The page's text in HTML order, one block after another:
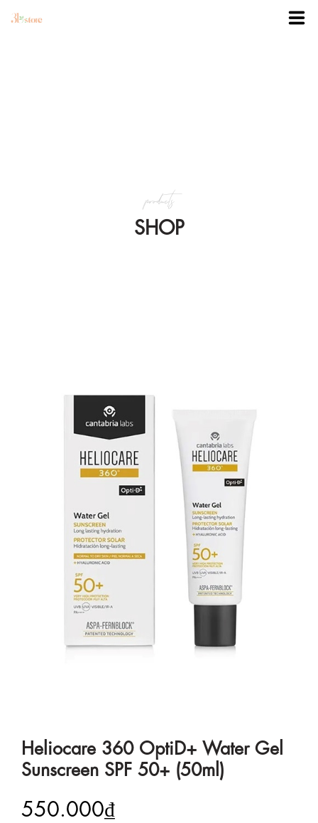
SHOP
products
Heliocare 360 OptiD+ Water Gel
Sunscreen SPF 50+ (50ml)
550.000₫